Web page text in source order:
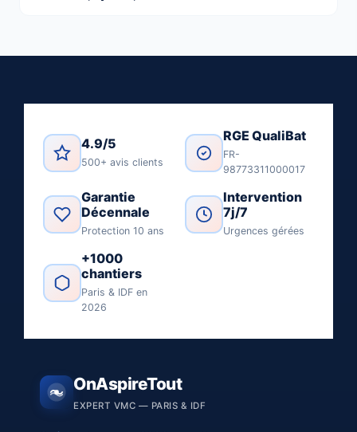
4.9/5
500+ avis clients
RGE QualiBat
FR-
98773311000017
Garantie
Décennale
Protection 10 ans
Intervention
7j/7
Urgences gérées
+1000
chantiers
Paris & IDF en
2026
OnAspireTout
EXPERT VMC — PARIS & IDF